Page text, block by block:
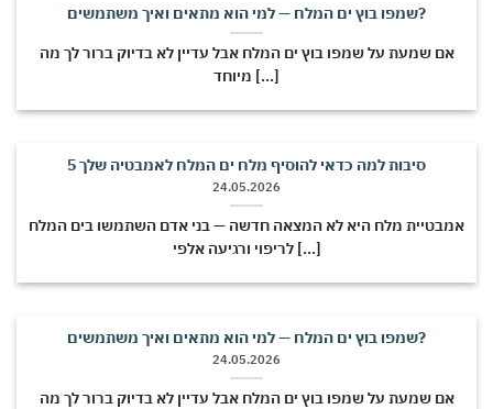
שמפו בוץ ים המלח — למי הוא מתאים ואיך משתמשים?
אם שמעת על שמפו בוץ ים המלח אבל עדיין לא בדיוק ברור לך מה
מיוחד [...]
5 סיבות למה כדאי להוסיף מלח ים המלח לאמבטיה שלך
24.05.2026
אמבטיית מלח היא לא המצאה חדשה — בני אדם השתמשו בים המלח
לריפוי ורגיעה אלפי [...]
שמפו בוץ ים המלח — למי הוא מתאים ואיך משתמשים?
24.05.2026
אם שמעת על שמפו בוץ ים המלח אבל עדיין לא בדיוק ברור לך מה